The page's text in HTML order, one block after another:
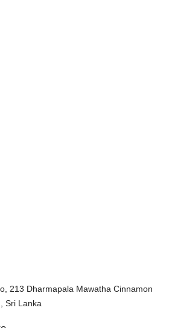
213 Dharmapala Mawatha Cinnamon
Sri Lanka